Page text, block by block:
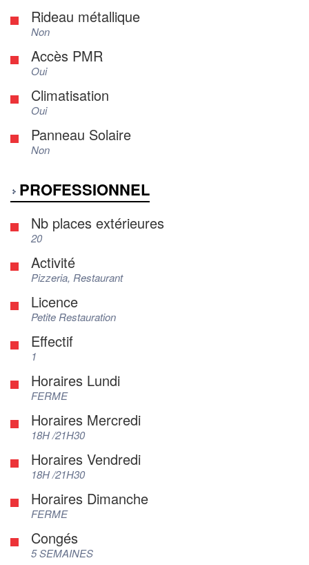
Rideau métallique
Non
Accès PMR
Oui
Climatisation
Oui
Panneau Solaire
Non
PROFESSIONNEL
Nb places extérieures
20
Activité
Pizzeria, Restaurant
Licence
Petite Restauration
Effectif
1
Horaires Lundi
FERME
Horaires Mercredi
18H /21H30
Horaires Vendredi
18H /21H30
Horaires Dimanche
FERME
Congés
5 SEMAINES